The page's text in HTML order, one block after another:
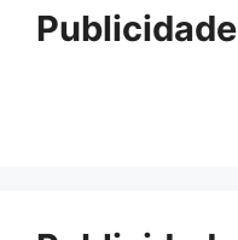
Publicidade